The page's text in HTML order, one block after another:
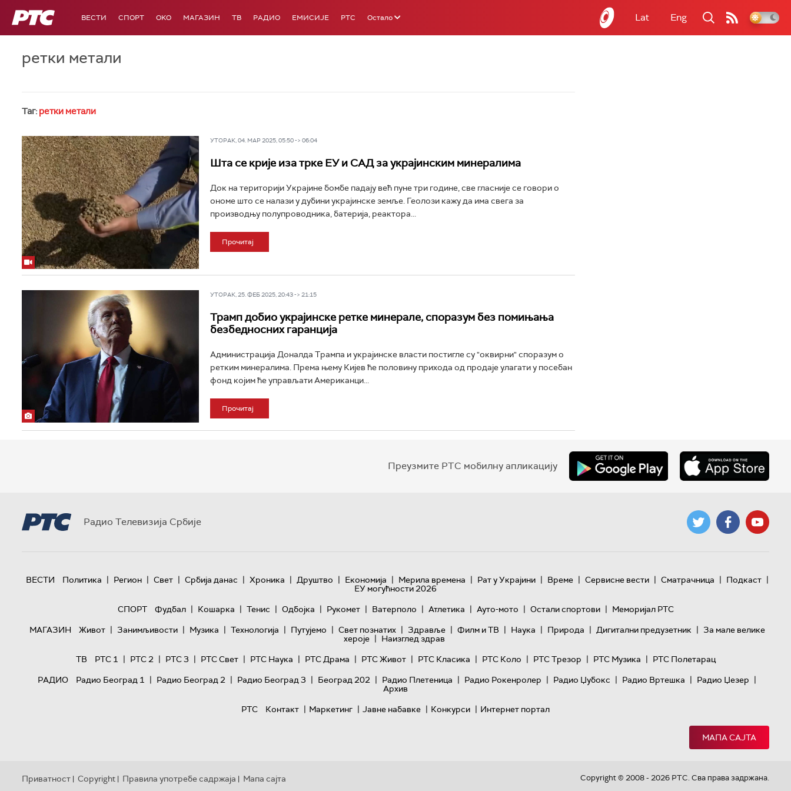
РТС ВЕСТИ СПОРТ OKO МАГАЗИН ТВ РАДИО ЕМИСИЈЕ РТС Остало Lat Eng
ретки метали
Таг: ретки метали
УТОРАК, 04. МАР 2025, 05:50 -> 06:04
Шта се крије иза трке ЕУ и САД за украјинским минералима
Док на територији Украјине бомбе падају већ пуне три године, све гласније се говори о
ономе што се налази у дубини украјинске земље. Геолози кажу да има свега за
производњу полупроводника, батерија, реактора...
Прочитај
УТОРАК, 25. ФЕБ 2025, 20:43 -> 21:15
Трамп добио украјинске ретке минерале, споразум без помињања
безбедносних гаранција
Администрација Доналда Трампа и украјинске власти постигле су "оквирни" споразум о
ретким минералима. Према њему Кијев ће половину прихода од продаје улагати у посебан
фонд којим ће управљати Американци...
Прочитај
Преузмите РТС мобилну апликацију
Радио Телевизија Србије
ВЕСТИ Политика | Регион | Свет | Србија данас | Хроника | Друштво | Економија | Мерила времена | Рат у Украјини | Време | Сервисне вести | Сматрачница | Подкаст |
ЕУ могућности 2026
СПОРТ
Фудбал | Кошарка | Тенис | Одбојка | Рукомет | Ватерполо | Атлетика | Ауто-мото | Остали спортови | Меморијал РТС
МАГАЗИН
Живот | Занимљивости | Музика | Технологијa | Путујемо | Свет познатих | Здравље | Филм и ТВ | Наука | Природа | Дигитални предузетник | За мале велике
хероје | Наизглед здрав
ТВ
РТС 1 | РТС 2 | РТС 3 | РТС Свет | РТС Наука | РТС Драма | РТС Живот | РТС Класика | РТС Коло | РТС Трезор | РТС Музика | РТС Полетарац
РАДИО
Радио Београд 1 | Радио Београд 2 | Радио Београд 3 | Београд 202 | Радио Плетеница | Радио Рокенролер | Радио Џубокс | Радио Вртешка | Радио Џезер |
Архив
РТС
Контакт | Маркетинг | Јавне набавке | Конкурси | Интернет портал
МАПА САЈТА
Приватност | Copyright | Правила употребе садржаја | Мапа сајта Copyright © 2008 - 2026 РТС. Сва права задржана.